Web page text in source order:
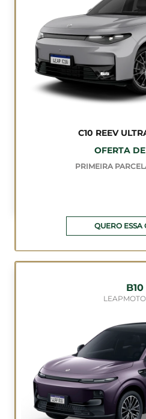
C10 REEV
OFERTA
PRIMEIRA
QUERO ESSA
B10